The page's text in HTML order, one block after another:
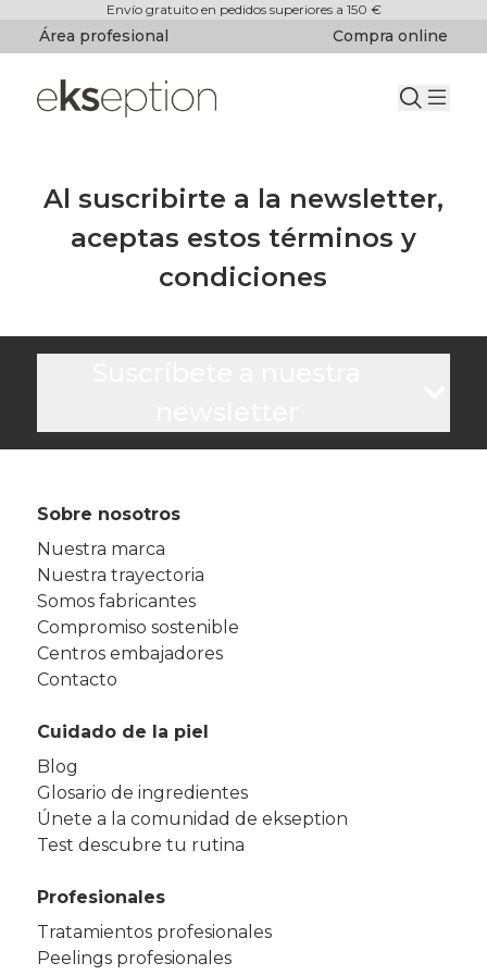
Envío gratuito en pedidos superiores a 150 €
Área profesional Compra online
Al suscribirte a la newsletter,
aceptas estos términos y
condiciones
Sobre nosotros
Nuestra marca
Nuestra trayectoria
Somos fabricantes
Compromiso sostenible
Centros embajadores
Contacto
Cuidado de la piel
Blog
Glosario de ingredientes
Únete a la comunidad de ekseption
Test descubre tu rutina
Profesionales
Tratamientos profesionales
Peelings profesionales